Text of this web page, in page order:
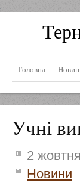
Головна
Учні
2
Новини